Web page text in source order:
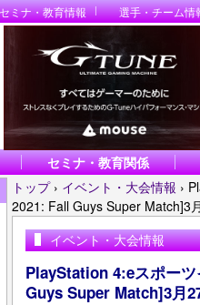
セミナ・教育情報 選手・チーム情
セミナ・教育関係
トップ › イベント・大会情報 ›
2021: Fall Guys Super Match]3
イベント・大会情報
PlayStation 4:eスポー
Guys Super Match]3月